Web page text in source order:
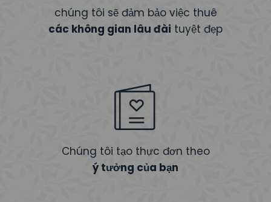
chúng tôi sẽ đảm bảo việc thuê
các không gian lâu đài tuyệt đẹp
Chúng tôi tạo thực đơn theo
ý tưởng của bạn